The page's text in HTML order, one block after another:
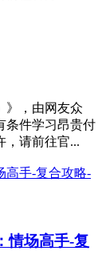
》，由网友众
条件学习昂贵付
，请前往官...
情场高手-复